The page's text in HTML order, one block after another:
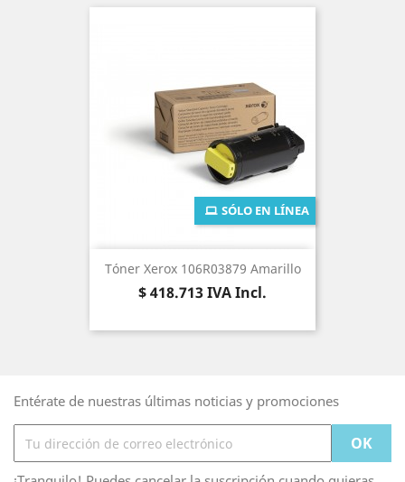
Tóner Xerox 106R03879 Amarillo
Precio
$ 418.713IVA Incl.
SÓLO EN LÍNEA
Entérate de nuestras últimas noticias y promociones